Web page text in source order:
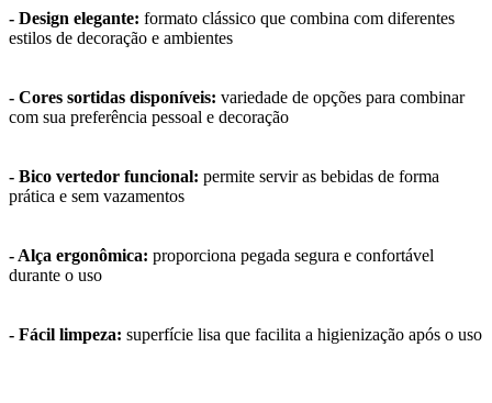
- Design elegante: formato clássico que combina com diferentes
estilos de decoração e ambientes
- Cores sortidas disponíveis: variedade de opções para combinar
com sua preferência pessoal e decoração
- Bico vertedor funcional: permite servir as bebidas de forma
prática e sem vazamentos
- Alça ergonômica: proporciona pegada segura e confortável
durante o uso
- Fácil limpeza: superfície lisa que facilita a higienização após o uso